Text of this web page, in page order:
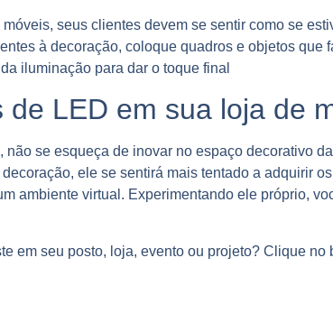
seus clientes devem se sentir como se
à decoração, coloque quadros e objetos que
iluminação para dar o toque final
LED em sua loja de
não se esqueça de inovar no espaço decorativo
ele se sentirá mais tentado a adquirir
ambiente virtual. Experimentando ele próprio,
em seu posto, loja, evento ou projeto? Clique